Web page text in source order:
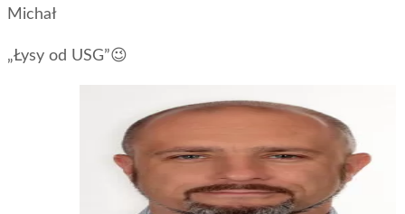
Michał
„Łysy od USG”😉